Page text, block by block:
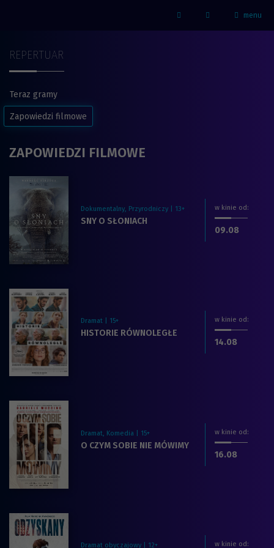
Facebook
menu
REPERTUAR
Teraz gramy
Zapowiedzi filmowe
ZAPOWIEDZI FILMOWE
Dokumentalny, Przyrodniczy | 13+
Zobacz więcej na temat filmu:
SNY O SŁONIACH
w kinie od:
dnia
09.08
Dramat | 15+
Zobacz więcej na temat filmu:
HISTORIE RÓWNOLEGŁE
w kinie od :
dnia
14.08
Dramat, Komedia | 15+
Zobacz więcej na temat filmu:
O CZYM SOBIE NIE MÓWIMY
w kinie od:
dnia
16.08
Dramat obyczajowy | 12+ w kinie od :